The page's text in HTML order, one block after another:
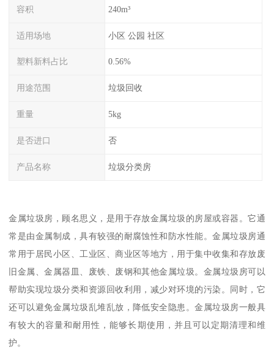
容积 240m³
适用场地 小区 公园 社区
塑料新料占比 0.56%
用途范围 垃圾回收
重量 5kg
是否进口 否
产品名称 垃圾分类房
金属垃圾房，顾名思义，是用于存放金属垃圾的房屋或容器。它通
常是由金属制成，具有较强的耐腐蚀性和防水性能。金属垃圾房通
常用于居民小区、工业区、商业区等地方，用于集中收集和存放废
旧金属、金属器皿、废铁、废钢和其他金属垃圾。金属垃圾房可以
帮助实现垃圾分类和资源回收利用，减少对环境的污染。同时，它
还可以避免金属垃圾乱堆乱放，降低安全隐患。金属垃圾房一般具
有较大的容量和耐用性，能够长期使用，并且可以定期清理和维
护。